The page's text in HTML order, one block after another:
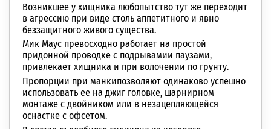
Возникшее у хищника любопытство тут же переходит
в агрессию при виде столь аппетитного и явно
беззащитного живого существа.
Мик Маус превосходно работает на простой
придонной проводке с подрывамии паузами,
привлекает хищника и при волочении по грунту.
Пропорции при манкипозволяют одинаково успешно
использовать ее на джиг головке, шарнирном
монтаже с двойником или в незацепляющейся
оснастке с офсетом.